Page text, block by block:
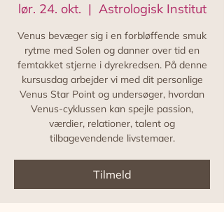
lør. 24. okt.
  |
Astrologisk Institut
Venus bevæger sig i en forbløffende smuk
rytme med Solen og danner over tid en
femtakket stjerne i dyrekredsen. På denne
kursusdag arbejder vi med dit personlige
Venus Star Point og undersøger, hvordan
Venus-cyklussen kan spejle passion,
værdier, relationer, talent og
tilbagevendende livstemaer.
Tilmeld